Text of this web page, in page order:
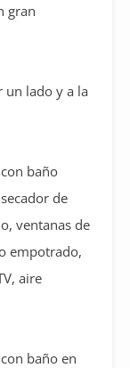
gran
un lado y a la
baño
de
ventanas de
empotrado,
aire
baño en